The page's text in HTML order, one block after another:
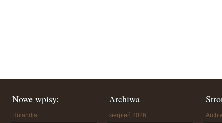
Nowe wpisy:
Holandia
Archiwa
sierpień 2026